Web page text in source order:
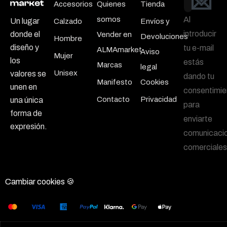
Un lugar
donde el
diseño y
los
valores se
unen en
una única
forma de
expresión.
Accesorios
Calzado
Hombre
Mujer
Unisex
Quienes
somos
Vender en
ALMAmarket
Marcas
Manifesto
Contacto
Tienda
Envíos y
Devoluciones
Aviso
legal
Cookies
Privacidad
Al
introducir
tu e-mail
estás
dando tu
para
enviarte
Cambiar cookies 🍪